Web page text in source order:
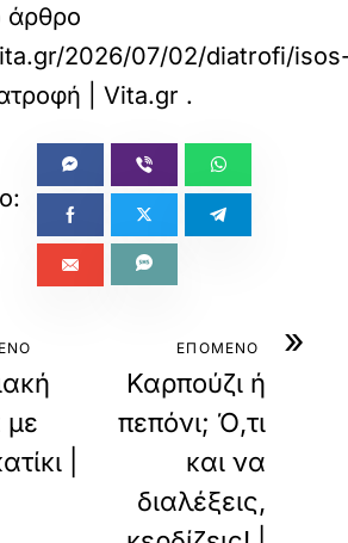
άρθρο
2026/07/02/diatrofi/
| Vita.gr .
με
|
»
ΕΠΟΜΕΝΟ
Καρπούζι ή
πεπόνι; Ό,τι
και να
διαλέξεις,